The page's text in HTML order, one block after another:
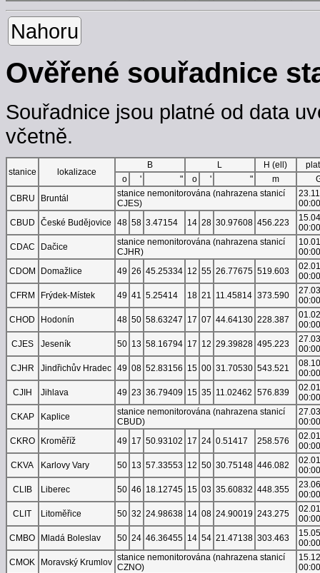
Nahoru
Ověřené souřadnice
Souřadnice jsou platné od data
včetně.
stanice lokalizace
B L H (ell)
o
' " o ' " m
CBRU
Bruntál
stanice nemonitorována (nahrazena stanicí
CJES)
00:00
CBUD
České Budějovice 48 58 3.47154 14 28 30.97608 456.223
00:00
CDAC
Dačice
stanice nemonitorována (nahrazena stanicí
CJHR)
00:00
CDOM
Domažlice 49 26 45.25334 12 55 26.77675 519.603
00:00
CFRM
Frýdek-Místek 49 41 5.25414 18 21 11.45814 373.590
00:00
CHOD
Hodonín 48 50 58.63247 17 07 44.64130 228.387
00:00
CJES
Jeseník 50 13 58.16794 17 12 29.39828 495.223
00:00
CJHR
Jindřichův Hradec 49 08 52.83156 15 00 31.70530 543.521
00:00
CJIH
Jihlava 49 23 36.79409 15 35 11.02462 576.839
00:00
CKAP
Kaplice
stanice nemonitorována (nahrazena stanicí
CBUD)
00:00
CKRO
Kroměříž 49 17 50.93102 17 24 0.51417 258.576
00:00
CKVA
Karlovy Vary 50 13 57.33553 12 50 30.75148 446.082
00:00
CLIB
Liberec 50 46 18.12745 15 03 35.60832 448.355
00:00
CLIT
Litoměřice 50 32 24.98638 14 08 24.90019 243.275
00:00
CMBO
Mladá Boleslav 50 24 46.36455 14 54 21.47138 303.463
00:00
CMOK
Moravský Krumlov stanice nemonitorována (nahrazena stanicí
CZNO)
00:00